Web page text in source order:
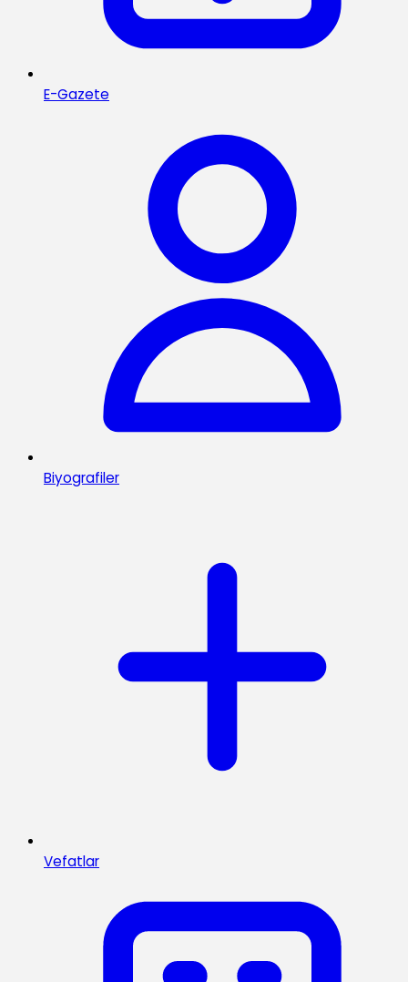
E-Gazete
Biyografiler
Vefatlar